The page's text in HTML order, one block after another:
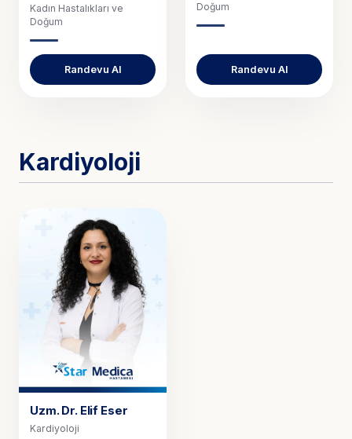
Kadın Hastalıkları ve
Doğum
Randevu Al
Doğum
Randevu Al
Kardiyoloji
Uzm. Dr. Elif Eser
Kardiyoloji